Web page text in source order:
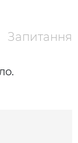
Запитання